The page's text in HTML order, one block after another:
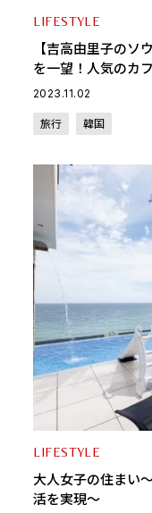
LIFESTYLE
【吉高由里子のソ
を一望！人気のカ
ガレット」〈Cafe
2023.11.02
旅行 韓国
LIFESTYLE
大人女子の住まい
活を実現～